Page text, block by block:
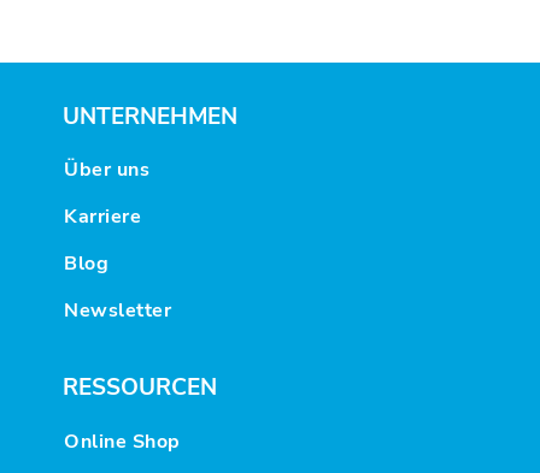
UNTERNEHMEN
Über uns
Karriere
Blog
Newsletter
RESSOURCEN
Online Shop